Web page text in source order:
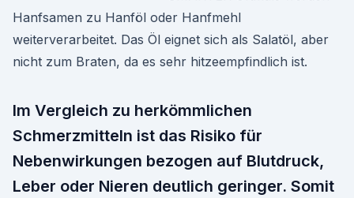
Hanfsamen zu Hanföl oder Hanfmehl
weiterverarbeitet. Das Öl eignet sich als Salatöl, aber
nicht zum Braten, da es sehr hitzeempfindlich ist.
Im Vergleich zu herkömmlichen
Schmerzmitteln ist das Risiko für
Nebenwirkungen bezogen auf Blutdruck,
Leber oder Nieren deutlich geringer. Somit